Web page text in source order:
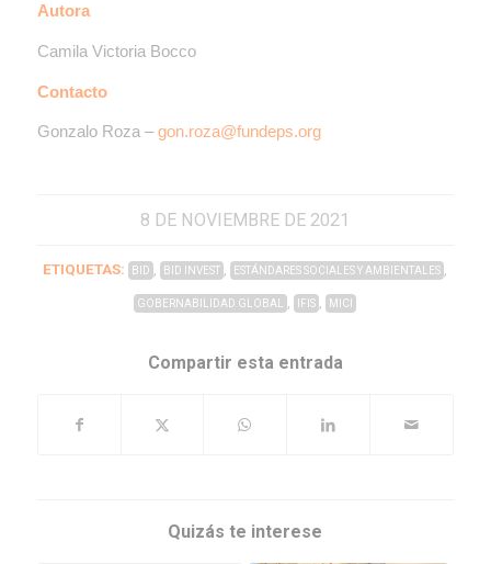
Autora
Camila Victoria Bocco
Contacto
Gonzalo Roza –gon.roza@fundeps.org
8 DE NOVIEMBRE DE 2021
ETIQUETAS: BID , BID INVEST , ESTÁNDARES SOCIALES Y AMBIENTALES
GOBERNABILIDAD GLOBAL , IFIS , MICI
Compartir esta entrada
Quizás te interese